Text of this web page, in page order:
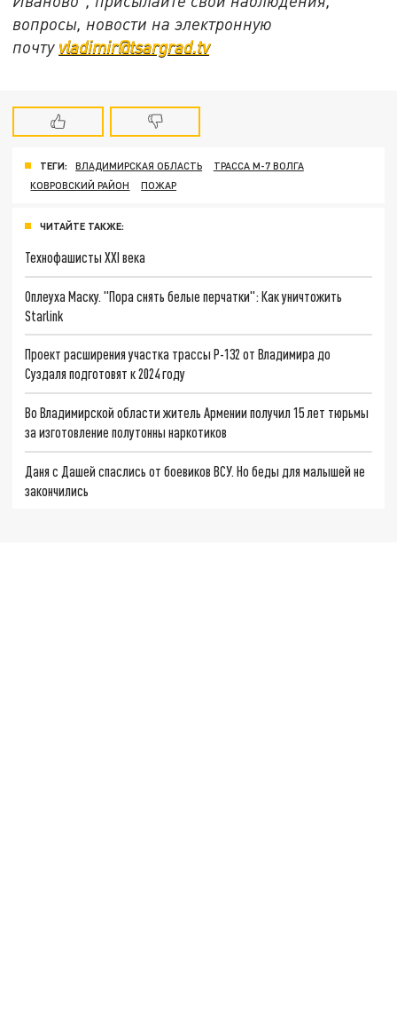
вопросы, новости на электронную
почту vladimir@tsargrad.tv
ТЕГИ: ВЛАДИМИРСКАЯ ОБЛАСТЬ
ТРАССА М-7 ВОЛГА
КОВРОВСКИЙ РАЙОН
ПОЖАР
ЧИТАЙТЕ ТАКЖЕ:
Технофашисты XXI века
Оплеуха Маску. "Пора снять белые перчатки": Как уничтожить
Starlink
Проект расширения участка трассы Р-132 от Владимира до
Суздаля подготовят к 2024 году
Во Владимирской области житель Армении получил 15 лет тюрьмы
за изготовление полутонны наркотиков
Даня с Дашей спаслись от боевиков ВСУ. Но беды для малышей не
закончились